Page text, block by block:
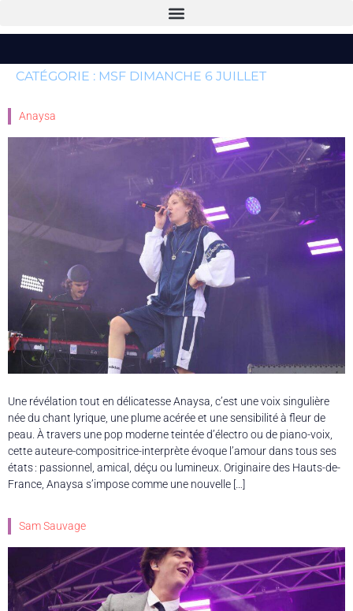
CATÉGORIE : MSF DIMANCHE 6 JUILLET
Anaysa
Une révélation tout en délicatesse Anaysa, c’est une voix singulière
née du chant lyrique, une plume acérée et une sensibilité à fleur de
peau. À travers une pop moderne teintée d’électro ou de piano-voix,
cette auteure-compositrice-interprète évoque l’amour dans tous ses
états : passionnel, amical, déçu ou lumineux. Originaire des Hauts-de-
France, Anaysa s’impose comme une nouvelle […]
Sam Sauvage